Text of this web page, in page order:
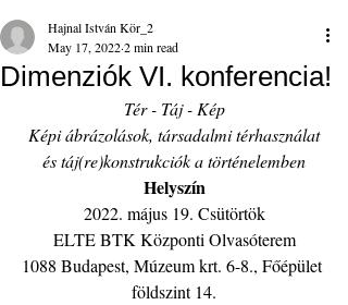
Dimenziók VI. konferencia!
Hajnal István Kör_2
May 17, 20222 min read
Tér - Táj - Kép
Képi ábrázolások, társadalmi térhasználat
és táj(re)konstrukciók a történelemben
Helyszín
2022. május 19. Csütörtök
ELTE BTK Központi Olvasóterem
1088 Budapest, Múzeum krt. 6-8., Főépület
földszint 14.